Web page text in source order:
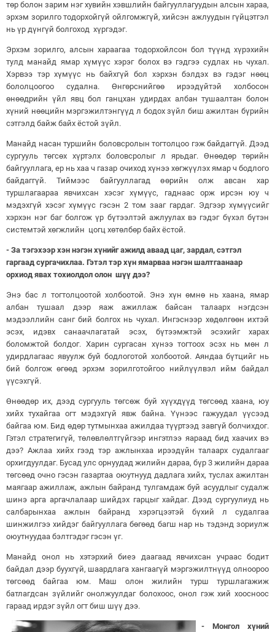
төр болон зарим нэг хувийн хэвшлийн байгууллагуудын алсын хараа,
эрхэм зорилго тодорхойгүй ойлгомжгүй, хийсэн ажлуудын гүйцэтгэл
нь үр дүнгүй болгоход хүргэдэг.
Эрхэм зорилго, алсын хараагаа тодорхойлсон бол түүнд хүрэхийн
тулд манайд ямар хүмүүс хэрэг болох вэ гэдгээ судлах нь чухал.
Хэрвээ тэр хүмүүс нь байхгүй бол хэрхэн бэлдэх вэ гэдэг нөөц
бололцоогоо судална. Өнгөрснийгөө ирээдүйтэй холбосон
өнөөдрийн үйл явц бол ганцхан удирдах албан тушаалтан болон
хүний нөөцийн мэргэжилтэнгүүд л бодох зүйл биш ажилтан бүрийн
сэтгэлд байж байх ёстой зүйл.
Манайд насан туршийн боловсролын тогтолцоо гэж байдаггүй. Дээд
сургууль төгсөх хүртэлх боловсролыг л ярьдаг. Өнөөдөр төрийн
байгууллага, ер нь хаа ч газар очиход хүнээ хөгжүүлэх ямар ч бодлого
байдаггүй. Тиймээс байгууллагад өөрийн олж авсан хар
туршлагаараа явчихсан хэсэг хүмүүс, гаднаас орж ирсэн юу ч
мэдэхгүй хэсэг хүмүүс гэсэн 2 том зааг гардаг. Эдгээр хүмүүсийг
хэрхэн нэг баг болгож үр бүтээлтэй ажлуулах вэ гэдэг бүхэл бүтэн
системтэй хөгжлийн цогц хөтөлбөр байх ёстой.
- За тэгэхээр хэн нэгэн хүнийг ажилд аваад цаг, зардал, сэтгэл
гаргаад сургачихлаа. Гэтэл тэр хүн ямарваа нэгэн шалтгаанаар
орхиод явах тохиолдол олон шүү дээ?
Энэ бас л тогтолцоотой холбоотой. Энэ хүн өмнө нь хаана, ямар
албан тушаал дээр яаж ажиллаж байсан талаарх нэгдсэн
мэдээллийн санг бий болгох нь чухал. Ингэснээр хөдөлгөөн ихтэй
эсэх, идэвх санаачлагатай эсэх, бүтээмжтэй эсэхийг харах
боломжтой болдог. Харин сургасан хүнээ тогтоох эсэх нь мөн л
удирдлагаас явуулж буй бодлоготой холбоотой. Аяндаа бүтцийг нь
бий болгож өгөөд эрхэм зорилготойгоо нийлүүлвэл ийм байдал
үүсэхгүй.
Өнөөдөр их, дээд сургууль төгсөж буй хүүхдүүд төгсөөд хаана, юу
хийх тухайгаа огт мэдэхгүй явж байна. Үүнээс гажуудал үүсээд
байгаа юм. Бид өдөр тутмынхаа ажилдаа түүртээд завгүй болчихдог.
Гэтэл стратегигүй, төлөвлөлтгүйгээр ингэтлээ яараад бид хаачих вэ
дээ? Ажлаа хийх гээд тэр ажлынхаа ирээдүйн талаарх судалгааг
орхигдуулдаг. Бусад улс орнуудад жилийн дараа, бүр 3 жилийн дараа
төгсөөд очно гэсэн газартаа оюутнууд дадлага хийх, туслах ажилтан
маягаар ажиллаж, ажлын байранд тулгамдаж буй асуудлыг судалж
шинэ арга аргачлалаар шийдэх гарцыг хайдаг. Дээд сургуулиуд нь
салбарынхаа ажлын байранд хэрэгцээтэй бүхий л судалгаа
шинжилгээ хийдэг байгууллага бөгөөд багш нар нь тэдэнд зориулж
оюутнуудаа бэлтгэдэг гэсэн үг.
Манайд онол нь хэтэрхий биеэ даагаад явчихсан учраас бодит
байдал дээр буухгүй, шаардлага хангаагүй мэргэжилтнүүд олноороо
төгсөөд байгаа юм. Маш олон жилийн турш туршлагажиж
батлагдсан зүйлийг онолжуулдаг болохоос, онол гэж хий хоосноос
гараад ирдэг зүйл огт биш шүү дээ.
- Монгол хүний